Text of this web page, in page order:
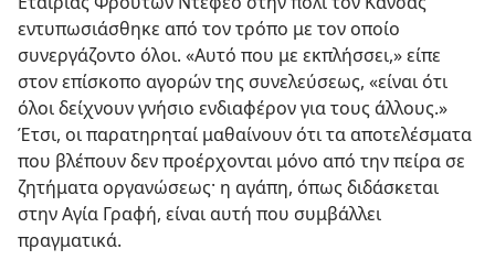
εντυπωσιάσθηκε από τον τρόπο με τον οποίο
συνεργάζοντο όλοι. «Αυτό που με εκπλήσσει,» είπε
στον επίσκοπο αγορών της συνελεύσεως, «είναι ότι
όλοι δείχνουν γνήσιο ενδιαφέρον για τους άλλους.»
Έτσι, οι παρατηρηταί μαθαίνουν ότι τα αποτελέσματα
που βλέπουν δεν προέρχονται μόνο από την πείρα σε
ζητήματα οργανώσεως· η αγάπη, όπως διδάσκεται
στην Αγία Γραφή, είναι αυτή που συμβάλλει
πραγματικά.